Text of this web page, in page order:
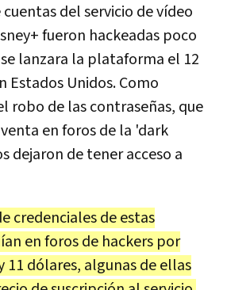
del servicio de vídeo
fueron hackeadas poco
lanzara la plataforma el 12
Estados Unidos. Como
robo de las contraseñas, que
en foros de la 'dark
dejaron de tener acceso a
credenciales de estas
en foros de hackers por
11 dólares, algunas de ellas